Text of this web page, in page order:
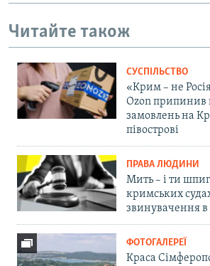
Читайте також
СУСПІЛЬСТВО
«Крим – не
Ozon
замовлень на
півострові
ПРАВА ЛЮДИНИ
Мить – і ти
кримських
звинувачення в
ФОТОГАЛЕРЕЇ
Краса